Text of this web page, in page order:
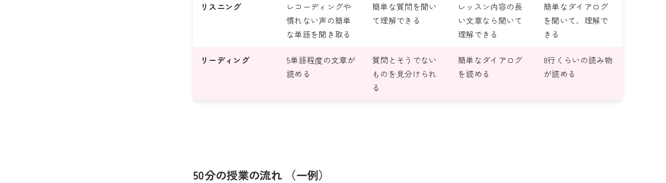
リスニング
レコーディングや
慣れない声の簡単
な単語を聞き取る
簡単な質問を聞い
て理解できる
レッスン内容の長
い文章なら聞いて
理解できる
簡単なダイアログ
を聞いて、理解で
きる
リーディング
5単語程度の文章が
読める
質問とそうでない
ものを見分けられ
る
簡単なダイアログ
を読める
8行くらいの読み物
が読める
50分の授業の流れ （一例）